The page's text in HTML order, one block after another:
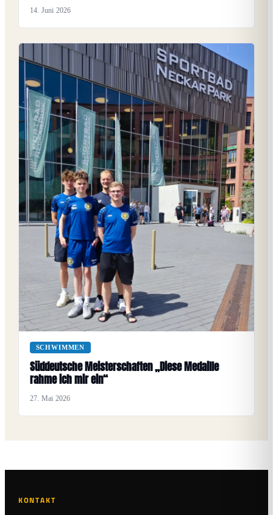
14. Juni 2026
SCHWIMMEN
Süddeutsche Meisterschaften „Diese Medaille
rahme ich mir ein“
27. Mai 2026
KONTAKT